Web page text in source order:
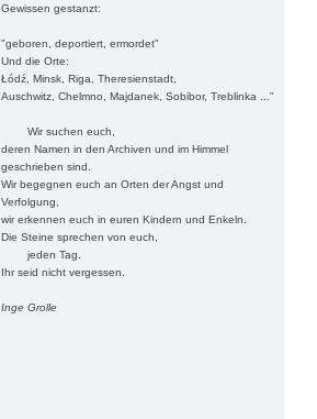
Gewissen gestanzt:
"geboren, deportiert, ermordet"
Und die Orte:
Łódź, Minsk, Riga, Theresienstadt,
Auschwitz, Chelmno, Majdanek, Sobibor, Treblinka ..."
Wir suchen euch,
deren Namen in den Archiven und im Himmel
geschrieben sind.
Wir begegnen euch an Orten der Angst und
Verfolgung,
wir erkennen euch in euren Kindern und Enkeln.
Die Steine sprechen von euch,
jeden Tag.
Ihr seid nicht vergessen.
Inge Grolle